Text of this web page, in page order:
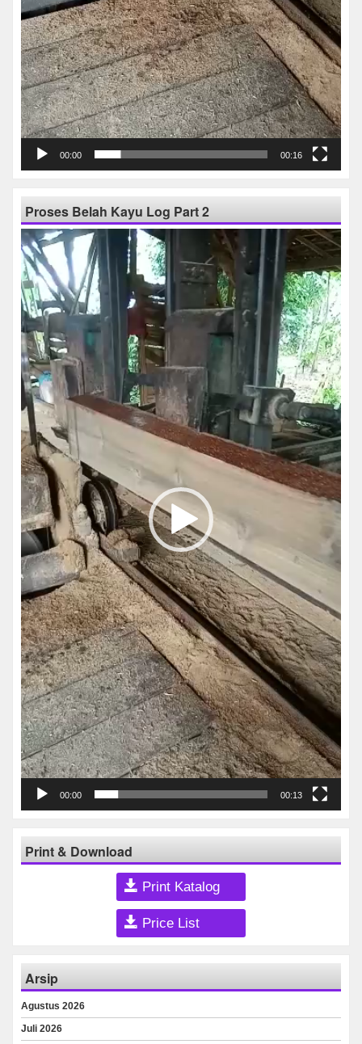
00:00 00:16
Proses Belah Kayu Log Part 2
Pemutar
Video
00:00 00:13
Print & Download
Print Katalog
Price List
Arsip
Agustus 2026
Juli 2026